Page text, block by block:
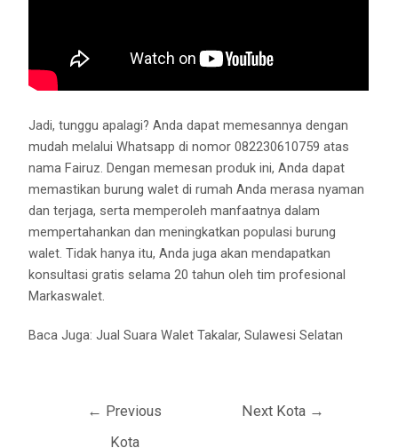
Jadi, tunggu apalagi? Anda dapat memesannya dengan
mudah melalui Whatsapp di nomor 082230610759 atas
nama Fairuz. Dengan memesan produk ini, Anda dapat
memastikan burung walet di rumah Anda merasa nyaman
dan terjaga, serta memperoleh manfaatnya dalam
mempertahankan dan meningkatkan populasi burung
walet. Tidak hanya itu, Anda juga akan mendapatkan
konsultasi gratis selama 20 tahun oleh tim profesional
Markaswalet.
Baca Juga:Jual Suara Walet Takalar, Sulawesi Selatan
← Previous
Kota
Next Kota →